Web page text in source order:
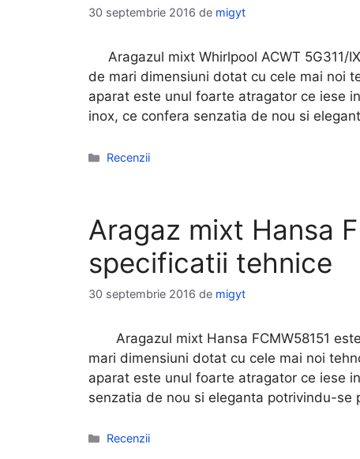
30 septembrie 2016 de migyt
Aragazul mixt Whirlpool ACWT 5G311/
de mari dimensiuni dotat cu cele mai noi
aparat este unul foarte atragator ce iese
inox, ce confera senzatia de nou si
Categorii
Recenzii
Aragaz mixt Hansa
specificatii tehnice
30 septembrie 2016 de migyt
Aragazul mixt Hansa FCMW58151
mari dimensiuni dotat cu cele mai noi
aparat este unul foarte atragator ce iese
senzatia de nou si eleganta potrivindu-se
Categorii
Recenzii